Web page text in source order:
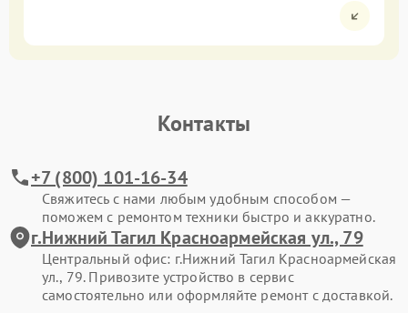
Контакты
+7 (800) 101-16-34
Свяжитесь с нами любым удобным способом —
поможем с ремонтом техники быстро и аккуратно.
г.Нижний Тагил Красноармейская ул., 79
Центральный офис: г.Нижний Тагил Красноармейская
ул., 79. Привозите устройство в сервис
самостоятельно или оформляйте ремонт с доставкой.